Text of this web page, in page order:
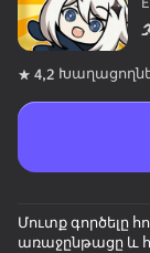
4,2
Մուտք գործելը
առաջընթացը և